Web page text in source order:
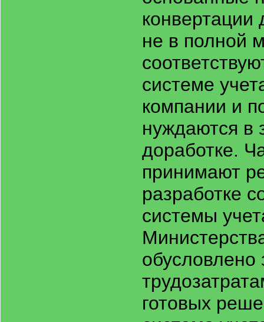
не в полной
системе
компании и
нуждаются в
доработке.
принимают
разработке
системы
готовых